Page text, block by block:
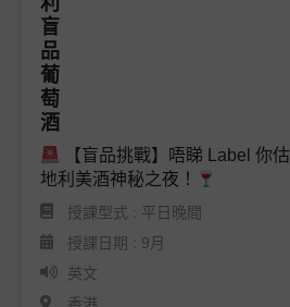
【盲品挑戰】唔睇 Label 你
地利美酒神秘之夜！
授課型式 : 平日晚間
授課日期 : 9月
英文